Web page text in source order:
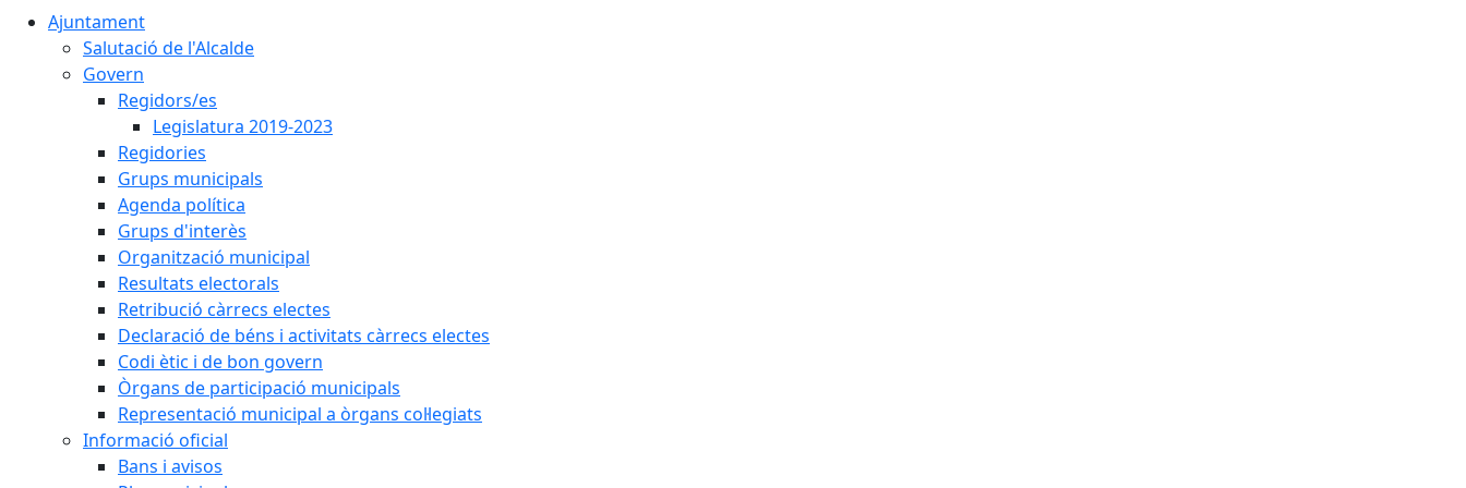
Ajuntament
Salutació de l'Alcalde
Govern
Regidors/es
Legislatura 2019-2023
Regidories
Grups municipals
Agenda política
Grups d'interès
Organització municipal
Resultats electorals
Retribució càrrecs electes
Declaració de béns i activitats càrrecs electes
Codi ètic i de bon govern
Òrgans de participació municipals
Representació municipal a òrgans col·legiats
Informació oficial
Bans i avisos